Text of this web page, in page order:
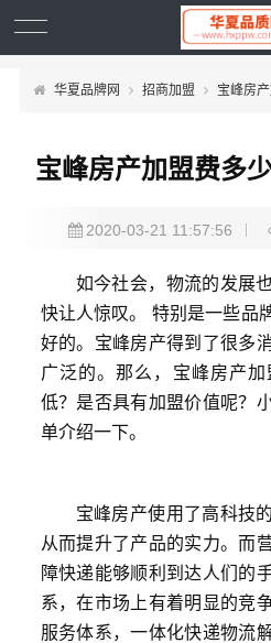
华夏品牌网 招商加盟 宝峰房
宝峰房产加盟费多
2020-03-21 11:57:56
如今社会，物流的发展
快让人惊叹。 特别是一些品
好的。宝峰房产得到了很多
广泛的。那么，宝峰房产
低？是否具有加盟价值呢？
单介绍一下。
宝峰房产使用了高科技
从而提升了产品的实力。而
障快递能够顺利到达人们的
系，在市场上有着明显的竞
服务体系，一体化快递物流